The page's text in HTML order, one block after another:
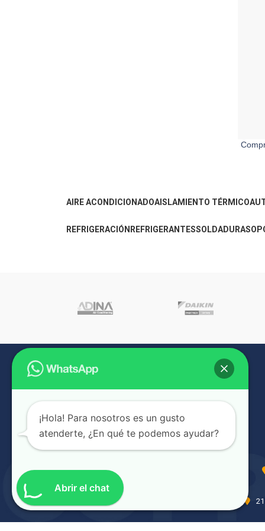
AIRE ACONDICIONADOAISLAMIENTO TÉRMICO
REFRIGERACIÓNREFRIGERANTESSOLDADURA
Abrir el chat
¡Hola! Para nosotros es un gusto
atenderte, ¿En qué te podemos ayudar?